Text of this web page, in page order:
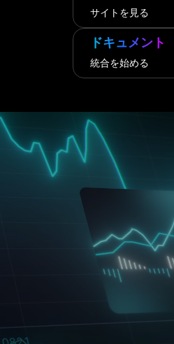
サイトを見る
ドキュメント
統合を始める